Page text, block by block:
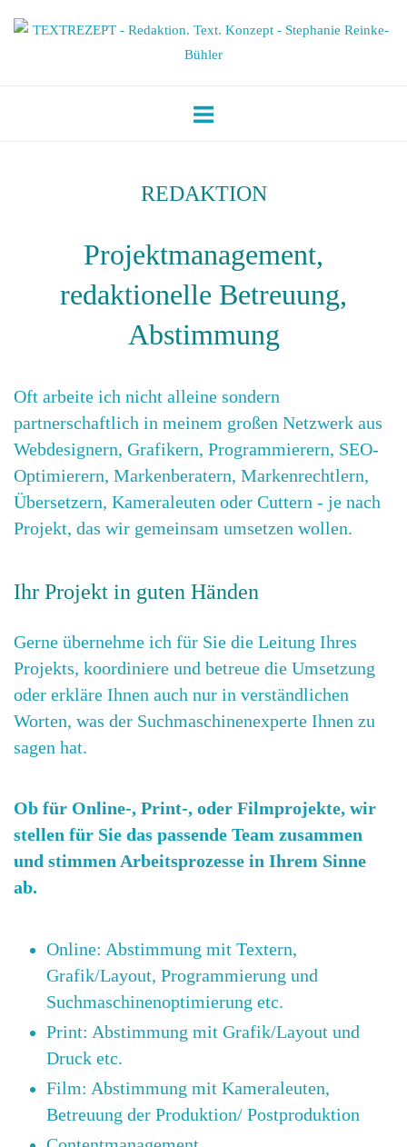
Home
REDAKTION
Projektmanagement,
redaktionelle Betreuung,
Abstimmung
Oft arbeite ich nicht alleine sondern
partnerschaftlich in meinem großen Netzwerk aus
Webdesignern, Grafikern, Programmierern, SEO-
Optimierern, Markenberatern, Markenrechtlern,
Übersetzern, Kameraleuten oder Cuttern - je nach
Projekt, das wir gemeinsam umsetzen wollen.
Ihr Projekt in guten Händen
Gerne übernehme ich für Sie die Leitung Ihres
Projekts, koordiniere und betreue die Umsetzung
oder erkläre Ihnen auch nur in verständlichen
Worten, was der Suchmaschinenexperte Ihnen zu
sagen hat.
Ob für Online-, Print-, oder Filmprojekte, wir
stellen für Sie das passende Team zusammen
und stimmen Arbeitsprozesse in Ihrem Sinne
ab.
Online: Abstimmung mit Textern,
Grafik/Layout, Programmierung und
Suchmaschinenoptimierung etc.
Print: Abstimmung mit Grafik/Layout und
Druck etc.
Film: Abstimmung mit Kameraleuten,
Betreuung der Produktion/ Postproduktion